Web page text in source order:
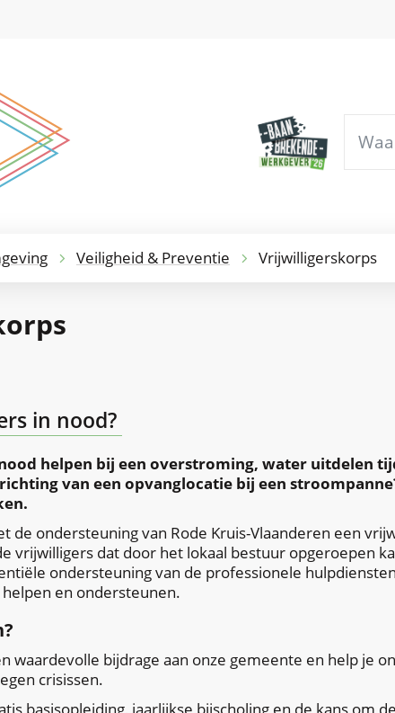
Veiligheid & Preventie Vrijwilligerskorps
in nood?
helpen bij een overstroming, water uitdelen
van een opvanglocatie bij een
de ondersteuning van Rode Kruis-Vlaanderen een
vrijwilligers dat door het lokaal bestuur opgeroepen
ondersteuning van de professionele
en ondersteunen.
waardevolle bijdrage aan onze gemeente en help je
crisissen.
basisopleiding, jaarlijkse bijscholing en de kans om